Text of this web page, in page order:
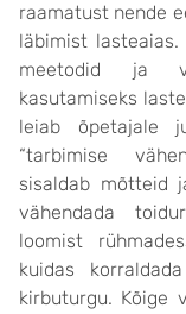
raamatust nende
läbimist
meetodid ja
kasutamiseks
leiab õpetajale
“tarbimise
sisaldab mõtteid
vähendada
loomist
kuidas
kirbuturgu. Kõige